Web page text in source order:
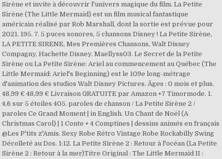
Sirène et invite à découvrir l'univers magique du film. La Petite
Sirène (The Little Mermaid) est un film musical fantastique
américain réalisé par Rob Marshall, dont la sortie est prévue pour
2021. 195. 7. 5 puces sonores, 5 chansons Disney ! La Petite Sirène,
LA PETITE SIRENE, Mes Premières Chansons, Walt Disney
Compagny, Hachette Disney. Maellyss03. Le Secret de la Petite
Sirène ou La Petite Sirène: Ariel au commencement au Québec (The
Little Mermaid: Ariel's Beginning) est le 109e long-métrage
d'animation des studios Walt Disney Pictures. Âges : 0 mois et plus.
48,99 € 48,99 € Livraison GRATUITE par Amazon +7 Timormode. 1.
4,6 sur 5 étoiles 405. paroles de chanson / La Petite Sirène 2 /
paroles Ce Grand Moment | in English. Un Chant de Noël (A
Christmas Carol) | 1 Conte + 4 Comptines | dessins animés en français
@Les P'tits z'Amis. Sexy Robe Rétro Vintage Robe Rockabilly Swing
Décolleté au Dos. 1:12. La Petite Sirène 2 : Retour à l'océan (La Petite
Sirène 2 : Retour à la mer)Titre Original : The Little Mermaid II :